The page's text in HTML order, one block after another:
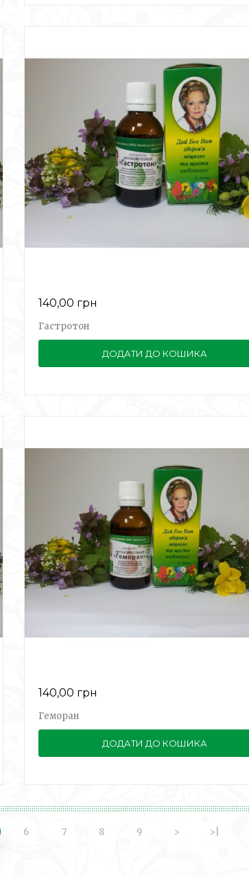
140,00 грн
Гастротон
ДОДАТИ ДО КОШИКА
140,00 грн
Геморан
ДОДАТИ ДО КОШИКА
6 7 8 9 > >|